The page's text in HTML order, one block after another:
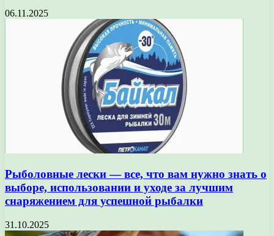
06.11.2025
Рыболовные лески — все, что вам нужно знать о
выборе, использовании и уходе за лучшим
снаряжением для успешной рыбалки
31.10.2025